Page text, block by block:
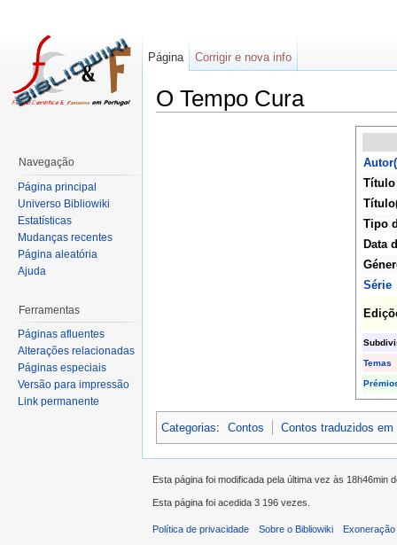
O Tempo Cura
Tipo
Data
Série
Temas
Categorias: Contos Contos traduzidos em
Página Corrigir e nova info
Navegação
Página principal
Universo Bibliowiki
Estatísticas
Mudanças recentes
Página aleatória
Ajuda
Ferramentas
Páginas afluentes
Alterações relacionadas
Páginas especiais
Versão para impressão
Link permanente
Esta página foi modificada pela última vez às 18h46min
Esta página foi acedida 3 196 vezes.
Política de privacidade Sobre o Bibliowiki